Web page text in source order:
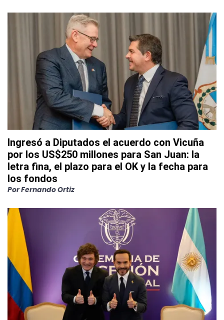
Ingresó a Diputados el acuerdo con Vicuña
por los US$250 millones para San Juan: la
letra fina, el plazo para el OK y la fecha para
los fondos
PorFernando Ortiz